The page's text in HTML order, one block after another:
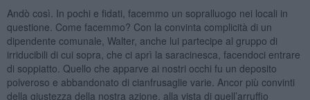
Andò così. In pochi e fidati, facemmo un sopralluogo nei locali in
questione. Come facemmo? Con la convinta complicità di un
dipendente comunale, Walter, anche lui partecipe al gruppo di
irriducibili di cui sopra, che ci aprì la saracinesca, facendoci entrare
di soppiatto. Quello che apparve ai nostri occhi fu un deposito
polveroso e abbandonato di cianfrusaglie varie. Ancor più convinti
della giustezza della nostra azione, alla vista di quell’arruffio